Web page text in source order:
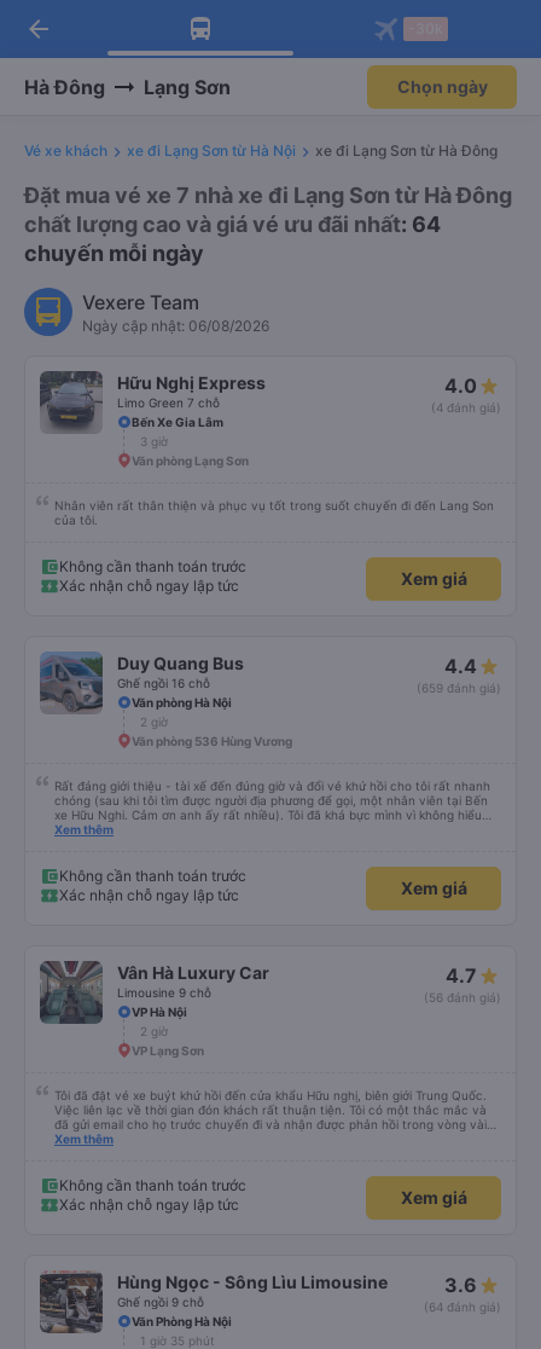
Tải app Vexere ngay!
Nhận ưu đãi thành viên độc
Mở app
Tải app Vexere
-30k/ghế khi đặt vé máy bay qua
Mở app
arrow_back
Hà Đông Lạng Sơn Chọn ngày
Vé xe khách xe đi Lạng Sơn từ Hà Nội xe đi Lạng Sơn từ Hà Đông
Đặt mua vé xe 7 nhà xe đi Lạng Sơn từ Hà Đông
chất lượng cao và giá vé ưu đãi nhất: 64
chuyến mỗi ngày
Vexere Team
Ngày cập nhật: 06/08/2026
Hữu Nghị Express
Limo Green 7 chỗ
4.0
(4 đánh giá)
Bến Xe Gia Lâm
3 giờ
Văn phòng Lạng Sơn
Nhân viên rất thân thiện và phục vụ tốt trong suốt chuyến đi đến Lang Son
của tôi.
Không cần thanh toán trước
Xác nhận chỗ ngay lập tức
Xem giá
Duy Quang Bus
Ghế ngồi 16 chỗ
4.4
(659 đánh giá)
Văn phòng Hà Nội
2 giờ
Văn phòng 536 Hùng Vương
Rất đáng giới thiệu - tài xế đến đúng giờ và đổi vé khứ hồi cho tôi rất nhanh
chóng (sau khi tôi tìm được người địa phương để gọi, một nhân viên tại Bến
xe Hữu Nghi. Cảm ơn anh ấy rất nhiều). Tôi đã khá bực mình vì không hiểu
sao tài xế không đến đón tôi về Hà Nội, cuối cùng được biết là tôi đã đặt
đặt trước. Bài học rút ra - hãy kiểm tra kỹ trước khi đặt vé, tốt nhất là khi
bạn không còn buồn ngủ.
Xem thêm
Không cần thanh toán trước
Xác nhận chỗ ngay lập tức
Xem giá
Vân Hà Luxury Car
Limousine 9 chỗ
4.7
(56 đánh giá)
VP Hà Nội
2 giờ
VP Lạng Sơn
Tôi đã đặt vé xe buýt khứ hồi đến cửa khẩu Hữu nghị, biên giới Trung Quốc.
Việc liên lạc về thời gian đón khách rất thuận tiện. Tôi có một thắc mắc và
đã gửi email cho họ trước chuyến đi và nhận được phản hồi trong vòng vài
giờ. Xe đón đúng giờ. Chuyến đi khứ hồi rất êm ái và xe rất sạch sẽ. Tôi rất
Xem thêm
Không cần thanh toán trước
Xác nhận chỗ ngay lập tức
Xem giá
Hùng Ngọc - Sông Lìu Limousine
Ghế ngồi 9 chỗ
3.6
(64 đánh giá)
Văn Phòng Hà Nội
1 giờ 35 phút